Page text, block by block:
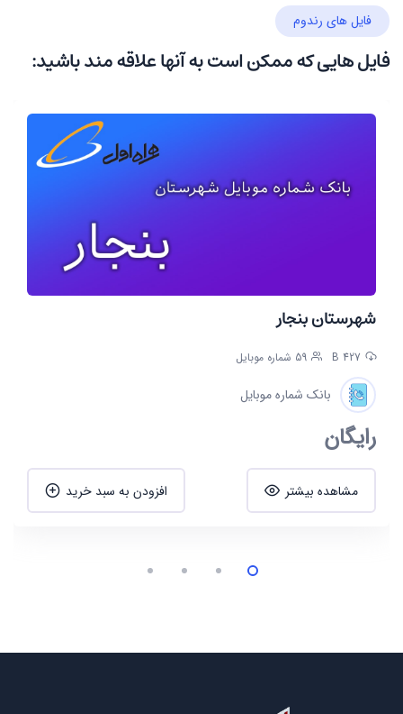
فایل های رندوم
فایل هایی که ممکن است به آنها علاقه مند باشید:
شهرستان بنجار
427 B 59 شماره موبایل
بانک شماره موبایل
رایگان
مشاهده بیشتر افزودن به سبد خرید